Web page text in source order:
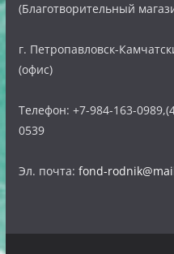
(Благотворительный
г. Петропавловск-
(офис)
Телефон: +7-984-163-
0539
Эл. почта: fond-